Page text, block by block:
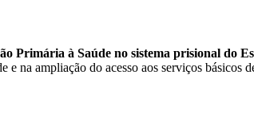
Primária à Saúde no sistema prisional do
e na ampliação do acesso aos serviços básicos